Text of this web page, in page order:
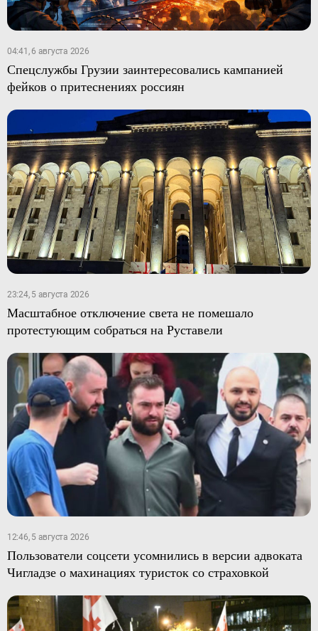
04:41, 6 августа 2026
Спецслужбы Грузии заинтересовались кампанией
фейков о притеснениях россиян
23:24, 5 августа 2026
Масштабное отключение света не помешало
протестующим собраться на Руставели
12:46, 5 августа 2026
Пользователи соцсети усомнились в версии адвоката
Чигладзе о махинациях туристок со страховкой